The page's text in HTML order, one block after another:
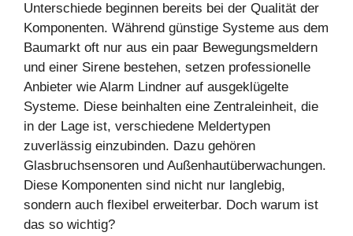
Unterschiede beginnen bereits bei der Qualität der
Komponenten. Während günstige Systeme aus dem
Baumarkt oft nur aus ein paar Bewegungsmeldern
und einer Sirene bestehen, setzen professionelle
Anbieter wie Alarm Lindner auf ausgeklügelte
Systeme. Diese beinhalten eine Zentraleinheit, die
in der Lage ist, verschiedene Meldertypen
zuverlässig einzubinden. Dazu gehören
Glasbruchsensoren und Außenhautüberwachungen.
Diese Komponenten sind nicht nur langlebig,
sondern auch flexibel erweiterbar. Doch warum ist
das so wichtig?